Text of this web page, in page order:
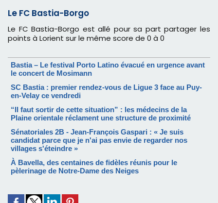
Le FC Bastia-Borgo
Le FC Bastia-Borgo est allé pour sa part partager les
points à Lorient sur le même score de 0 à 0
Bastia – Le festival Porto Latino évacué en urgence avant
le concert de Mosimann
SC Bastia : premier rendez-vous de Ligue 3 face au Puy-
en-Velay ce vendredi
“Il faut sortir de cette situation” : les médecins de la
Plaine orientale réclament une structure de proximité
Sénatoriales 2B - Jean-François Gaspari : « Je suis
candidat parce que je n'ai pas envie de regarder nos
villages s'éteindre »
À Bavella, des centaines de fidèles réunis pour le
pèlerinage de Notre-Dame des Neiges